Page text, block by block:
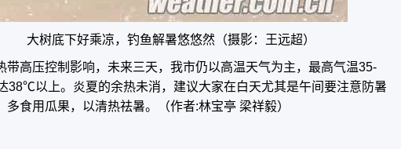
大树底下好乘凉，钓鱼解暑悠悠然（摄影：王远超）
带高压控制影响，未来三天，我市仍以高温天气为主，最高气温35-
38℃以上。炎夏的余热未消，建议大家在白天尤其是午间要注意防暑
多食用瓜果，以清热祛暑。（作者:林宝亭 梁祥毅）